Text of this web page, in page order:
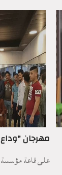
مهرجان
على قاعة مؤسسة